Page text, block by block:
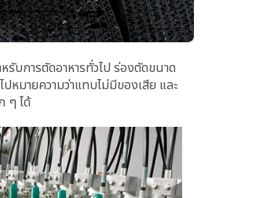
บการตัดอาหารทั่วไป ร่องตัดขนาด
มายความว่าแทบไม่มีของเสีย และ
ๆ ได้